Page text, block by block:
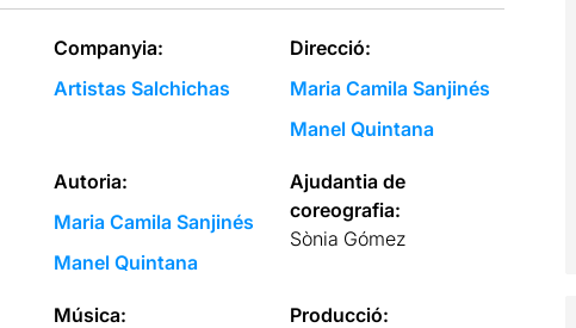
Companyia:
Artistas Salchichas
Direcció:
Maria Camila Sanjinés
Manel Quintana
Autoria:
Maria Camila Sanjinés
Manel Quintana
Ajudantia de
coreografia:
Sònia Gómez
Música:
Producció: